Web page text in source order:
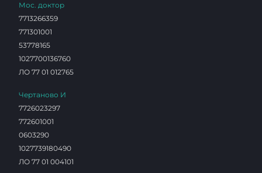
Мос. доктор
7713266359
771301001
53778165
1027700136760
ЛО 77 01 012765
Чертаново И
7726023297
772601001
0603290
1027739180490
ЛО 77 01 004101